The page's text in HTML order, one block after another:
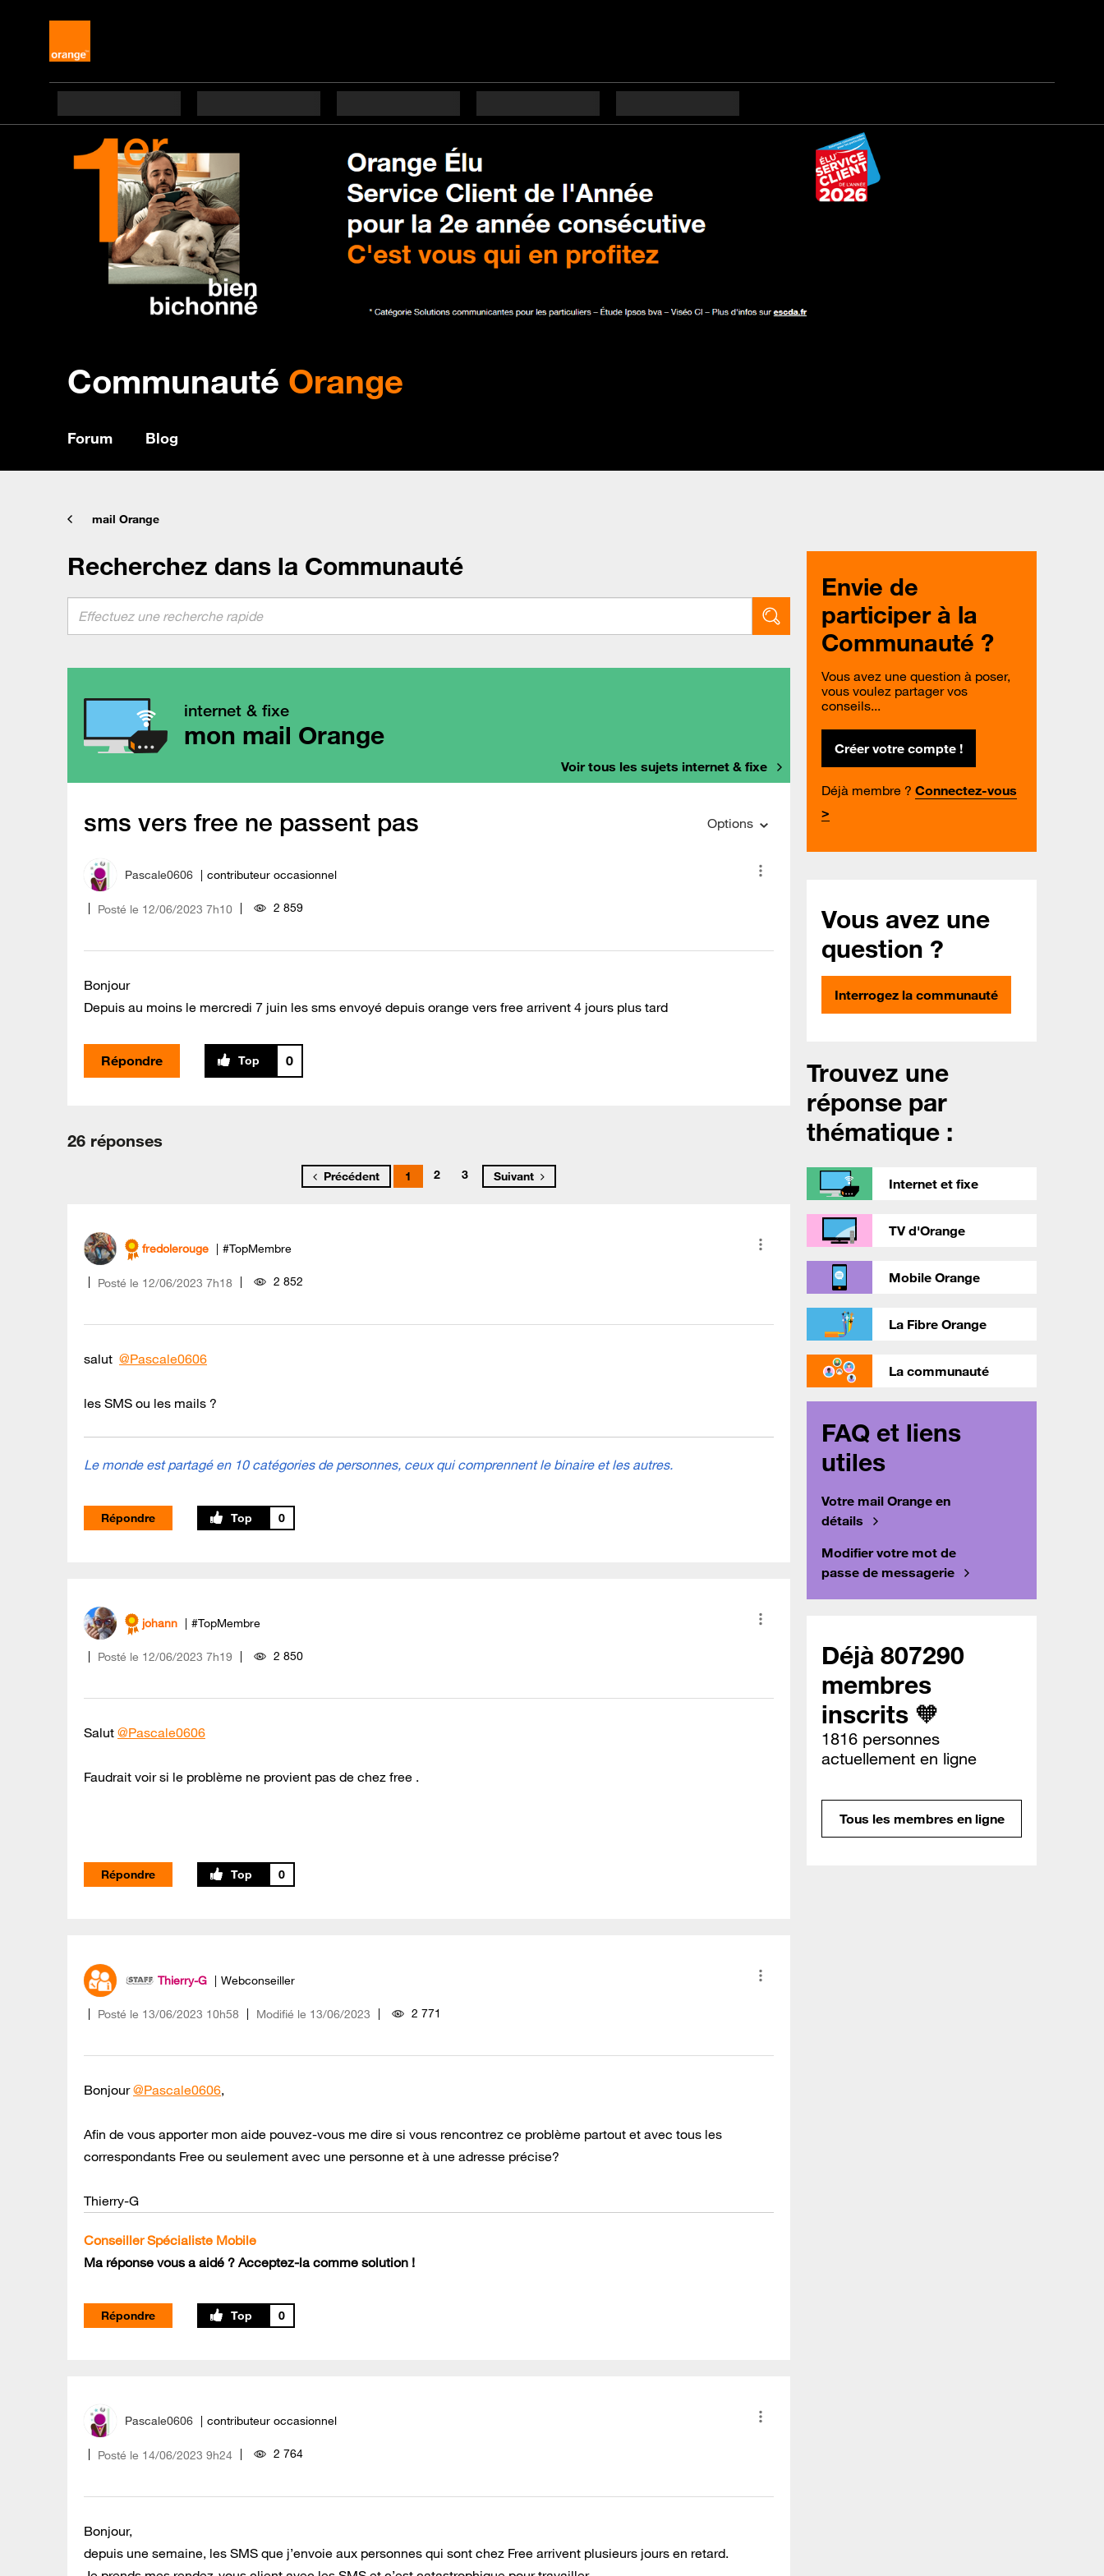
Communauté Orange
Forum Blog
mail Orange
Recherchez dans la Communauté
internet & fixe
mon mail Orange
Voir tous les sujets internet & fixe
sms vers free ne passent pas Options
Pascale0606 contributeur occasionnel
Posté le ‎12/06/2023 7h10 2 859
Bonjour
Depuis au moins le mercredi 7 juin les sms envoyé depuis orange vers free arrivent 4 jours plus tard
Répondre 0
26 réponses
Précédent 1 2 3 Suivant
fredolerouge #TopMembre
Posté le ‎12/06/2023 7h18 2 852
salut @Pascale0606
les SMS ou les mails ?
Le monde est partagé en 10 catégories de personnes, ceux qui comprennent le binaire et les autres.
Répondre 0
johann #TopMembre
Posté le ‎12/06/2023 7h19 2 850
Salut @Pascale0606
Faudrait voir si le problème ne provient pas de chez free .
Répondre 0
Thierry-G Webconseiller
Posté le ‎13/06/2023 10h58 Modifié le 13/06/2023 2 771
Bonjour@Pascale0606,
Afin de vous apporter mon aide pouvez-vous me dire si vous rencontrez ce problème partout et avec tous les
correspondants Free ou seulement avec une personne et à une adresse précise?
Thierry-G
Conseiller Spécialiste Mobile
Ma réponse vous a aidé ? Acceptez-la comme solution !
Répondre 0
Pascale0606 contributeur occasionnel
Posté le ‎14/06/2023 9h24 2 764
Bonjour,
depuis une semaine, les SMS que j’envoie aux personnes qui sont chez Free arrivent plusieurs jours en retard.
Envie de
participer à la
Communauté ?
Vous avez une question à poser,
vous voulez partager vos
conseils...
Créer votre compte !
Déjà membre ? Connectez-vous
>
Vous avez une
question ?
Interrogez la communauté
Trouvez une
réponse par
thématique :
Internet et fixe
TV d'Orange
Mobile Orange
La Fibre Orange
La communauté
FAQ et liens
utiles
Votre mail Orange en
détails
Modifier votre mot de
passe de messagerie
Déjà 807290
membres
inscrits 🧡
1816 personnes
actuellement en ligne
Tous les membres en ligne